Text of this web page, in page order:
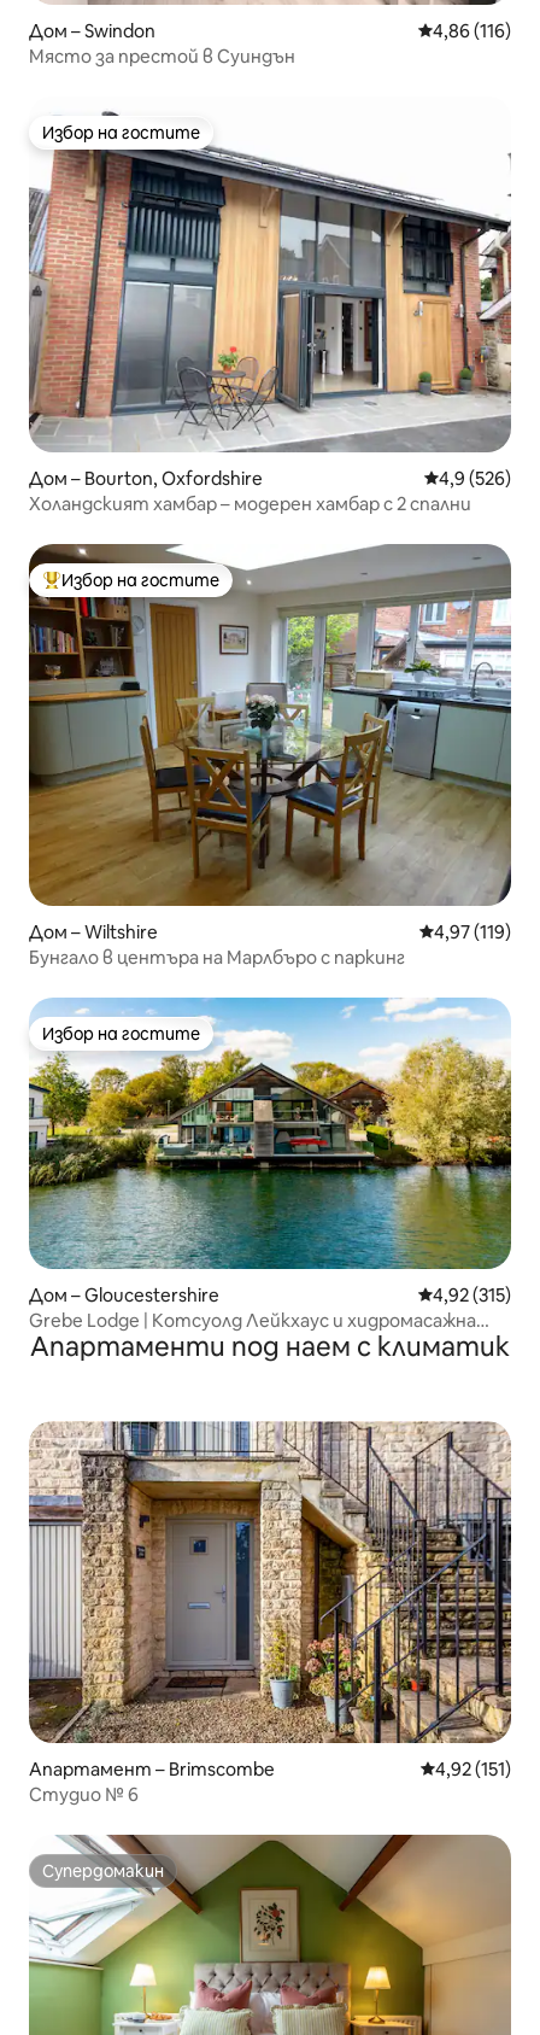
Дом – Swindon Средна
4,86 (116)
Място за престой в Суиндън
Избор на гостите
Избор на гостите
Дом – Bourton, Oxfordshire Средна
4,9 (526)
Холандският хамбар – модерен хамбар с 2 спални
Най-популярен избор на гостите
Избор на гостите
Дом – Wiltshire Средна
4,97 (119)
Бунгало в центъра на Марлбъро с паркинг
Избор на гостите
Избор на гостите
Дом – Gloucestershire Средна
4,92 (315)
Grebe Lodge | Котсуолд Лейкхаус и хидромасажна
вана, каяци
Апартаменти под наем с климатик
Апартамент – Brimscombe Средна
4,92 (151)
Студио № 6
Супердомакин
Супердомакин